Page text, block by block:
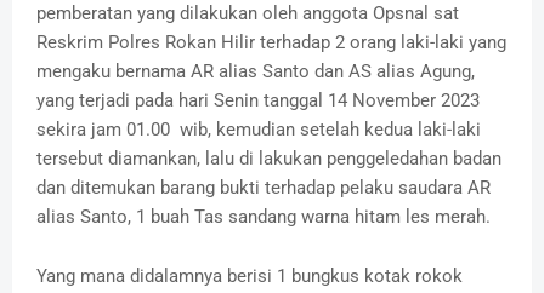
pemberatan yang dilakukan oleh anggota Opsnal sat
Reskrim Polres Rokan Hilir terhadap 2 orang laki-laki yang
mengaku bernama AR alias Santo dan AS alias Agung,
yang terjadi pada hari Senin tanggal 14 November 2023
sekira jam 01.00 wib, kemudian setelah kedua laki-laki
tersebut diamankan, lalu di lakukan penggeledahan badan
dan ditemukan barang bukti terhadap pelaku saudara AR
alias Santo, 1 buah Tas sandang warna hitam les merah.
Yang mana didalamnya berisi 1 bungkus kotak rokok